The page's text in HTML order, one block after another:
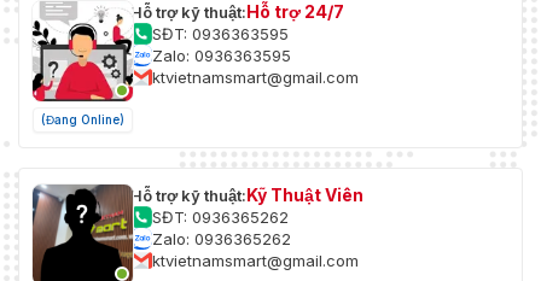
(Đang Online)
Hỗ trợ kỹ thuật:Hỗ trợ 24/7
SĐT: 0936363595
Zalo: 0936363595
ktvietnamsmart@gmail.com
Hỗ trợ kỹ thuật:Kỹ Thuật Viên
SĐT: 0936365262
Zalo: 0936365262
ktvietnamsmart@gmail.com